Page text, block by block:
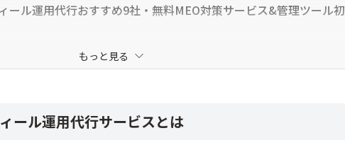
ール運用代行おすすめ9社・無料MEO対策サービス&管理ツール初
コム
もっと見る
ール運用代行サービスとは